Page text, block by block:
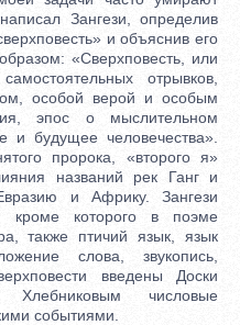
Зангези, определив
и объяснив его
«Сверхповесть, или
отрывков,
особой верой и особым
эпос о мыслительном
и будущее человечества».
пророка, «второго я»
названий рек Ганг и
и Африку. Зангези
кроме которого в поэме
также птичий язык, язык
слова, звукопись,
введены Доски
числовые
событиями.